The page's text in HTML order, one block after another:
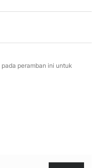
peramban ini untuk